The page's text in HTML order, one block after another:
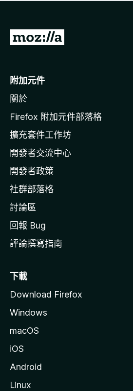
有
前
o
i
l
a
官
網
附加元件
關於
Firefox 附加元件部落格
擴充套件工作坊
開發者交流中心
開發者政策
社群部落格
討論區
回報 Bug
評論撰寫指南
下載
Download Firefox
Windows
macOS
iOS
Android
Linux